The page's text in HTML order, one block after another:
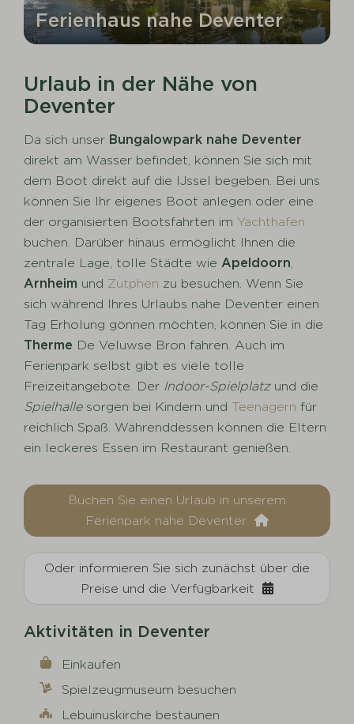
Ferienhaus nahe Deventer
Urlaub in der Nähe von
Deventer
Da sich unser Bungalowpark nahe Deventer
direkt am Wasser befindet, können Sie sich mit
dem Boot direkt auf die IJssel begeben. Bei uns
können Sie Ihr eigenes Boot anlegen oder eine
der organisierten Bootsfahrten imYachthafen
buchen. Darüber hinaus ermöglicht Ihnen die
zentrale Lage, tolle Städte wieApeldoorn,
Arnheim und Zutphen zu besuchen. Wenn Sie
sich während Ihres Urlaubs nahe Deventer einen
Tag Erholung gönnen möchten, können Sie in die
Therme De Veluwse Bron fahren. Auch im
Ferienpark selbst gibt es viele tolle
Freizeitangebote. Der Indoor-Spielplatzund die
Spielhallesorgen bei Kindern und Teenagern für
reichlich Spaß. Währenddessen können die Eltern
ein leckeres Essen im Restaurant genießen.
Buchen Sie einen Urlaub in unserem
Ferienpark nahe Deventer
Oder informieren Sie sich zunächst über die
Preise und die Verfügbarkeit
Aktivitäten in Deventer
Einkaufen
Spielzeugmuseum besuchen
Lebuinuskirche bestaunen